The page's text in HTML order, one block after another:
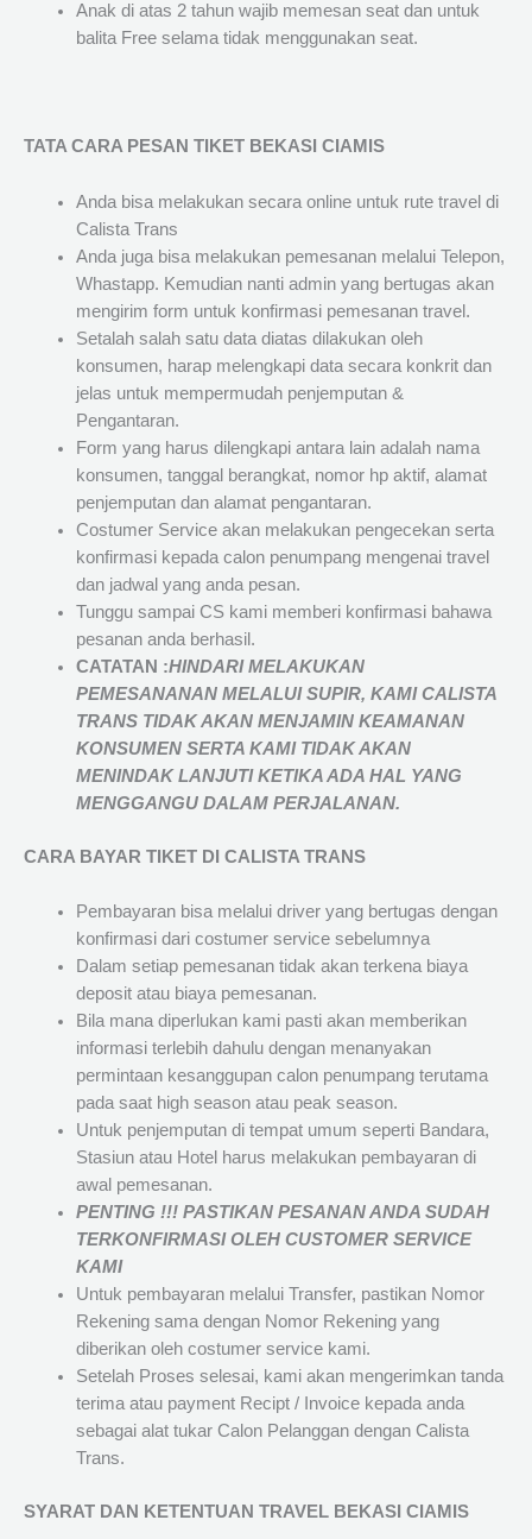
Anak di atas 2 tahun wajib memesan seat dan untuk
balita Free selama tidak menggunakan seat.
TATA CARA PESAN TIKET BEKASI CIAMIS
Anda bisa melakukan secara online untuk rute travel di
Calista Trans
Anda juga bisa melakukan pemesanan melalui Telepon,
Whastapp. Kemudian nanti admin yang bertugas akan
mengirim form untuk konfirmasi pemesanan travel.
Setalah salah satu data diatas dilakukan oleh
konsumen, harap melengkapi data secara konkrit dan
jelas untuk mempermudah penjemputan &
Pengantaran.
Form yang harus dilengkapi antara lain adalah nama
konsumen, tanggal berangkat, nomor hp aktif, alamat
penjemputan dan alamat pengantaran.
Costumer Service akan melakukan pengecekan serta
konfirmasi kepada calon penumpang mengenai travel
dan jadwal yang anda pesan.
Tunggu sampai CS kami memberi konfirmasi bahawa
pesanan anda berhasil.
CATATAN :HINDARI MELAKUKAN
PEMESANANAN MELALUI SUPIR, KAMICALISTA
TRANSTIDAK AKAN MENJAMINKEAMANAN
KONSUMEN SERTA KAMI TIDAK AKAN
MENINDAK LANJUTI KETIKA ADA HAL YANG
MENGGANGU DALAM PERJALANAN.
CARA BAYAR TIKET DI CALISTA TRANS
Pembayaran bisa melalui driver yang bertugas dengan
konfirmasi dari costumer service sebelumnya
Dalam setiap pemesanan tidak akan terkena biaya
deposit atau biaya pemesanan.
Bila mana diperlukan kami pasti akan memberikan
informasi terlebih dahulu dengan menanyakan
permintaan kesanggupan calon penumpang terutama
pada saat high season atau peak season.
Untuk penjemputan di tempat umum seperti Bandara,
Stasiun atau Hotel harus melakukan pembayaran di
awal pemesanan.
PENTING !!! PASTIKAN PESANAN ANDA SUDAH
TERKONFIRMASI OLEH CUSTOMER SERVICE
KAMI
Untuk pembayaran melalui Transfer, pastikan Nomor
Rekening sama dengan Nomor Rekening yang
diberikan oleh costumer service kami.
Setelah Proses selesai, kami akan mengerimkan tanda
terima atau payment Recipt / Invoice kepada anda
sebagai alat tukar Calon Pelanggan dengan Calista
Trans.
SYARAT DAN KETENTUAN TRAVEL BEKASI CIAMIS